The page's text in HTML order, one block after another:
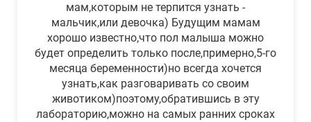
мам,которым не терпится узнать -
мальчик,или девочка) Будущим мамам
хорошо известно,что пол малыша можно
будет определить только после,примерно,5-го
месяца беременности)но всегда хочется
узнать,как разговаривать со своим
животиком)поэтому,обратившись в эту
лабораторию,можно на самых ранних сроках